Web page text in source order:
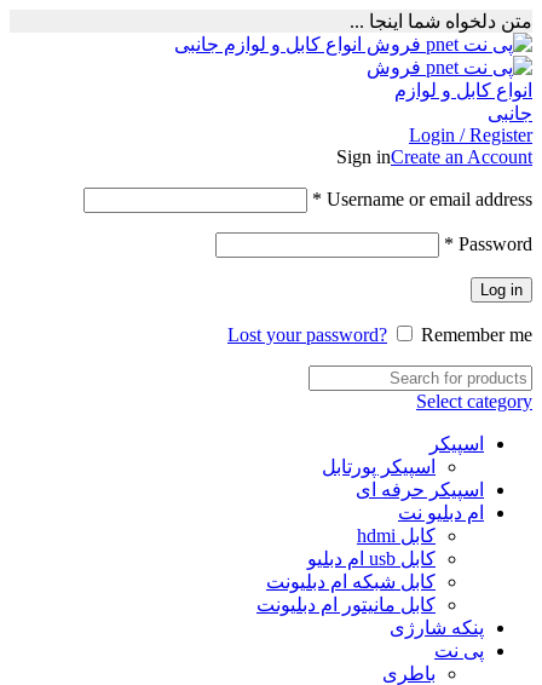
متن دلخواه شما اینجا ...
Login / Register
Sign inCreate an Account
Username or email address
*
Password
*
Log in
Lost your password? Remember me
Select category
اسپیکر
اسپیکر پورتابل
اسپیکر حرفه ای
ام دبلیو نت
کابل hdmi
کابل usb ام دبلیو
کابل شبکه ام دبلیونت
کابل مانیتور ام دبلیونت
پنکه شارژی
پی نت
باطری